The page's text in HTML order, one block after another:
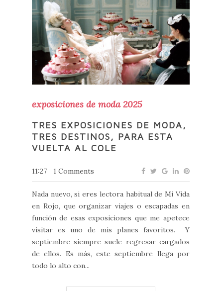
exposiciones de moda 2025
TRES EXPOSICIONES DE MODA,
TRES DESTINOS, PARA ESTA
VUELTA AL COLE
11:27 1 Comments
Nada nuevo, si eres lectora habitual de Mi Vida
en Rojo, que organizar viajes o escapadas en
función de esas exposiciones que me apetece
visitar es uno de mis planes favoritos. Y
septiembre siempre suele regresar cargados
de ellos. Es más, este septiembre llega por
todo lo alto con...